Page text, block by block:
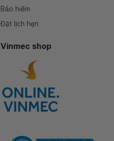
Bảo hiểm
Đặt lịch hẹn
Vinmec shop